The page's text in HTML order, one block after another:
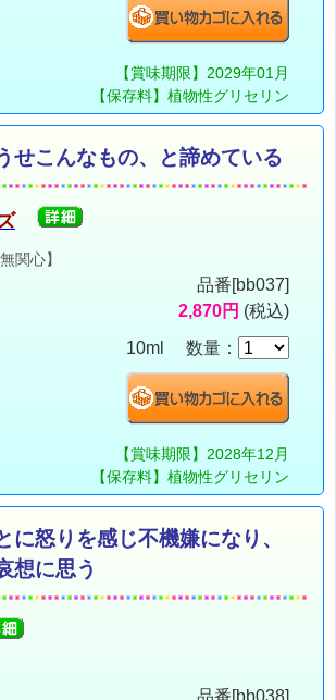
【賞味期限】2029年01月
【保存料】植物性グリセリン
せこんなもの、と諦めている
関心】
品番[bb037]
2,870円 (税込)
10ml 数量：
【賞味期限】2028年12月
【保存料】植物性グリセリン
に怒りを感じ不機嫌になり、
想に思う